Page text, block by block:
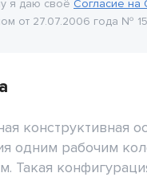
я даю своё Согласие на
от 27.07.2006 года №
конструктивная
одним рабочим
Такая